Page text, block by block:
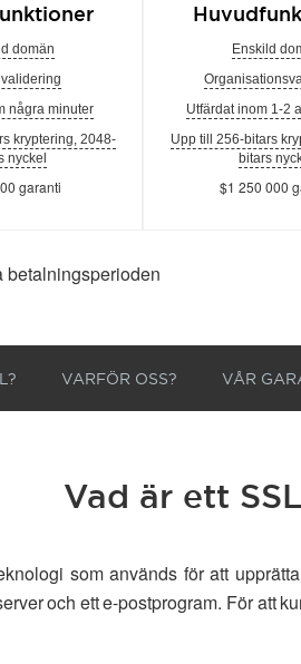
domän
några minuter
kryptering, 2048-
nyckel
garanti
Enskild
Utfärdat inom 1-2
Upp till 256-bitars
bitars
$1 250 000
betalningsperioden
VARFÖR OSS? VÅR
Vad är ett
som används för att
och ett e-postprogram. För att